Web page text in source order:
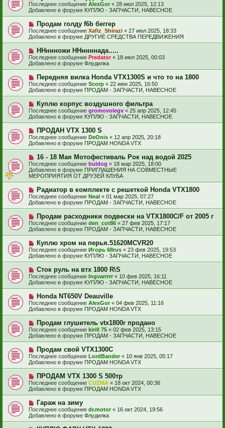
е
н
и
е
о
о
б
щ
е
н
и
е
о
в
е
с
о
о
б
щ
е
н
и
е
Последнее сообщение AlexGor « 28 июл 2025, 12:13
Добавлено в форуме КУПЛЮ - ЗАПЧАСТИ, НАВЕСНОЕ
Н
о
в
е
с
о
о
б
щ
е
н
и
е
Продам голду f6b беггер
Последнее сообщение Xafiz_Shirazi « 27 июл 2025, 18:33
Добавлено в форуме ДРУГИЕ СРЕДСТВА ПЕРЕДВИЖЕНИЯ
Н
о
в
е
с
о
о
б
щ
е
н
и
е
ННннножи ННннннада.....
Последнее сообщение Predator« 18 июл 2025, 00:03
Добавлено в форуме Флудилка
Н
о
в
е
с
о
о
б
щ
е
н
и
е
Передняя вилка Honda VTX1300S и что то на 1800
Последнее сообщение Scorp « 22 июн 2025, 16:50
Добавлено в форуме ПРОДАМ - ЗАПЧАСТИ, НАВЕСНОЕ
Н
о
в
е
с
о
о
б
щ
е
н
и
е
Куплю корпус воздушного фильтра
Последнее сообщение gromovolegv « 25 апр 2025, 12:45
Добавлено в форуме КУПЛЮ - ЗАПЧАСТИ, НАВЕСНОЕ
Н
о
в
с
о
о
б
щ
н
и
е
ПРОДАН VTX 1300 S
Последнее сообщение DeOnis « 12 апр 2025, 20:18
Добавлено в форуме ПРОДАМ HONDA VTX
Н
о
в
о
с
о
о
б
щ
н
и
е
16 - 18 Мая Мотофестиваль Рок над водой 2025
Последнее сообщение buldog « 18 мар 2025, 18:00
Добавлено в форуме ПРИГЛАШЕНИЯ НА СОВМЕСТНЫЕ
МЕРОПРИЯТИЯ ОТ ДРУЗЕЙ КЛУБА
Н
о
в
е
с
о
о
б
щ
е
н
и
е
Радиатор в комплекте с решеткой Honda VTX1800
Последнее сообщение Neal « 01 мар 2025, 07:27
Добавлено в форуме ПРОДАМ - ЗАПЧАСТИ, НАВЕСНОЕ
Н
о
в
е
с
о
о
б
щ
е
н
и
е
Продам расходники подвески на VTX1800C/F от 2005 г
Последнее сообщение den_cot86 « 27 фев 2025, 17:17
Добавлено в форуме ПРОДАМ - ЗАПЧАСТИ, НАВЕСНОЕ
Н
о
в
с
о
о
б
щ
е
н
и
е
Куплю хром на перья.51620MCVR20
Последнее сообщение Игорь 68rus « 23 фев 2025, 19:53
Добавлено в форуме КУПЛЮ - ЗАПЧАСТИ, НАВЕСНОЕ
Н
о
в
е
с
о
о
б
щ
е
н
и
е
Сток руль на втх 1800 R\S
Последнее сообщение Ingvarrrrr « 10 фев 2025, 16:11
Добавлено в форуме КУПЛЮ - ЗАПЧАСТИ, НАВЕСНОЕ
Н
о
в
е
с
о
о
б
щ
е
н
и
е
Honda NT650V Deauville
Последнее сообщение AlexGor« 04 фев 2025, 11:16
Добавлено в форуме ПРОДАМ HONDA VTX
Н
о
в
е
с
о
о
б
щ
е
н
и
е
Продам глушитель vtx1800r продано
Последнее сообщение kirill 75 « 02 фев 2025, 13:15
Добавлено в форуме ПРОДАМ - ЗАПЧАСТИ, НАВЕСНОЕ
Н
о
в
е
с
о
о
б
щ
е
н
и
е
Продам свой VTX1300C
Последнее сообщение LordBander« 10 янв 2025, 05:17
Добавлено в форуме ПРОДАМ HONDA VTX
Н
о
в
е
с
о
о
б
ПРОДАМ VTX 1300 S 500тр
Последнее сообщение CUZMA « 18 окт 2024, 00:36
Добавлено в форуме ПРОДАМ HONDA VTX
Н
о
в
е
Гараж на зиму
Последнее сообщение dr.motor« 16 окт 2024, 19:56
Добавлено в форуме Флудилка